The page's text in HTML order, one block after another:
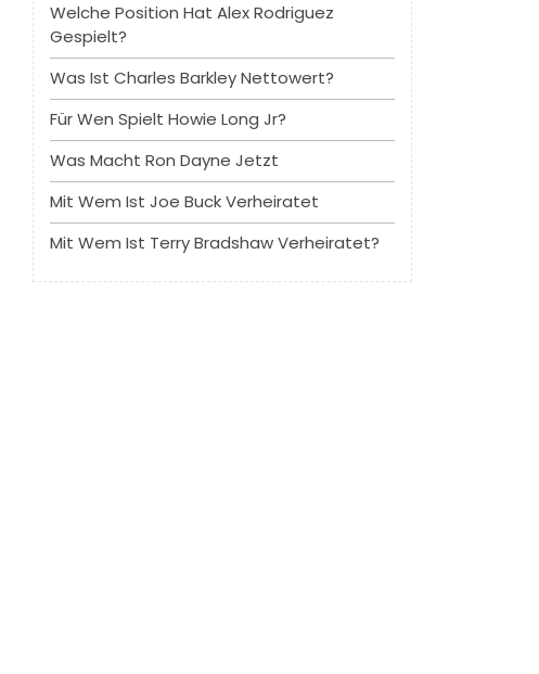
Welche Position Hat Alex Rodriguez
Gespielt?
Was Ist Charles Barkley Nettowert?
Für Wen Spielt Howie Long Jr?
Was Macht Ron Dayne Jetzt
Mit Wem Ist Joe Buck Verheiratet
Mit Wem Ist Terry Bradshaw Verheiratet?